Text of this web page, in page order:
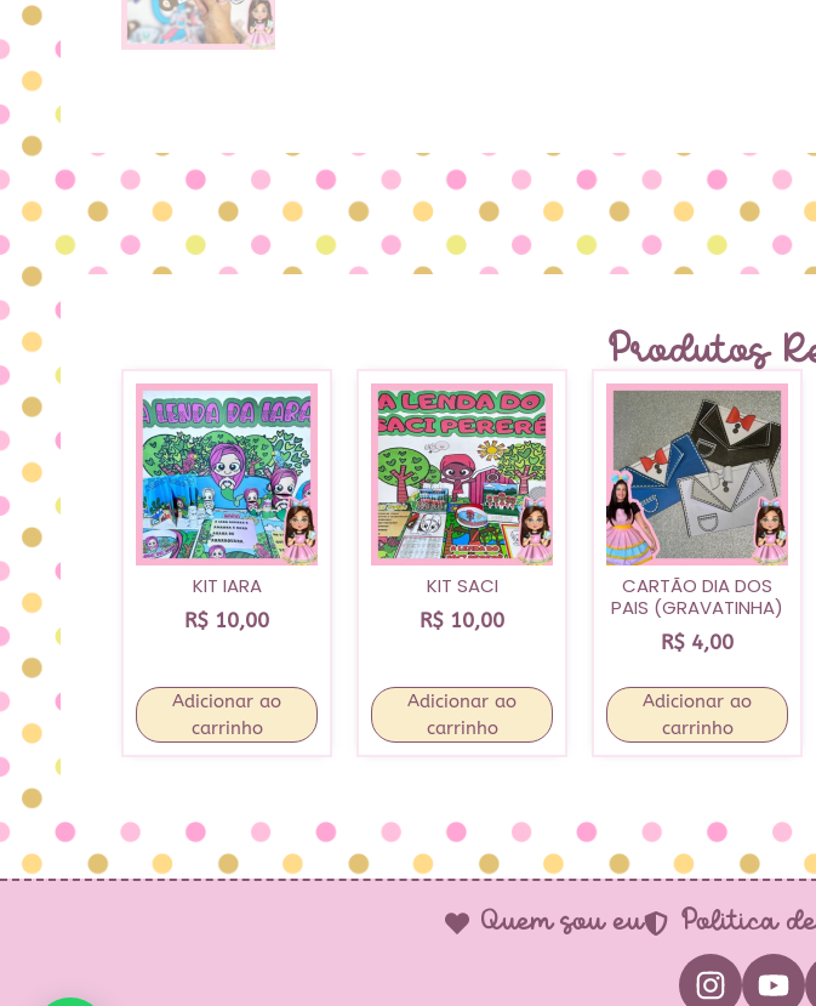
Produtos
KIT IARA
R$ 10,00
Adicionar ao
carrinho
KIT SACI
R$ 10,00
Adicionar ao
carrinho
CARTÃO DIA DOS
PAIS (GRAVATINHA)
R$ 4,00
Adicionar ao
carrinho
Quem sou eu Política